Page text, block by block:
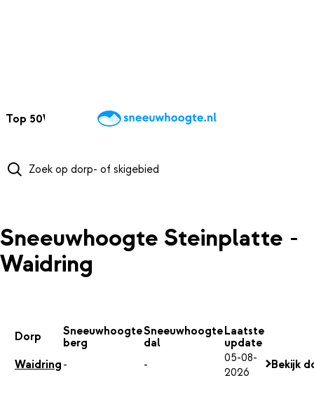
Top 50Webcams WintersportweerKaarten
Sneeuwhoogte Steinplatte -
Waidring
Dorp
Sneeuwhoogte
berg
Sneeuwhoogte
dal
Laatste
update
Waidring - -
05-08-
2026
Bekijk